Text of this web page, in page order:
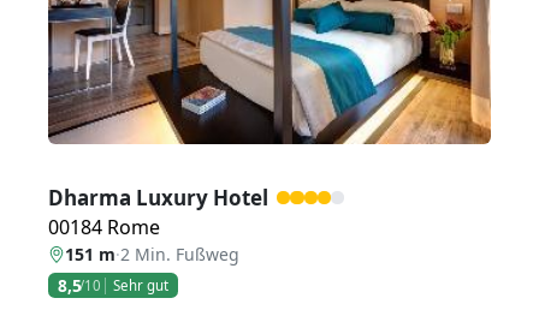
Dharma Luxury Hotel
00184 Rome
151 m·2 Min. Fußweg
8,5/10 Sehr gut